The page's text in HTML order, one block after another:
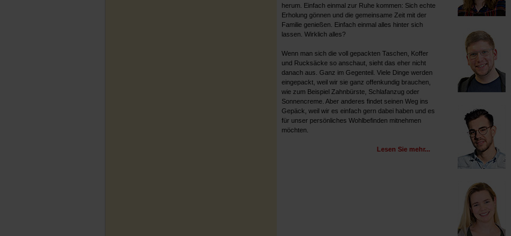
herum. Einfach einmal zur Ruhe kommen: Sich echte
Erholung gönnen und die gemeinsame Zeit mit der
Familie genießen. Einfach einmal alles hinter sich
lassen. Wirklich alles?
Wenn man sich die voll gepackten Taschen, Koffer
und Rucksäcke so anschaut, sieht das eher nicht
danach aus. Ganz im Gegenteil. Viele Dinge werden
eingepackt, weil wir sie ganz offenkundig brauchen,
wie zum Beispiel Zahnbürste, Schlafanzug oder
Sonnencreme. Aber anderes findet seinen Weg ins
Gepäck, weil wir es einfach gern dabei haben und es
für unser persönliches Wohlbefinden mitnehmen
möchten.
Lesen Sie mehr...